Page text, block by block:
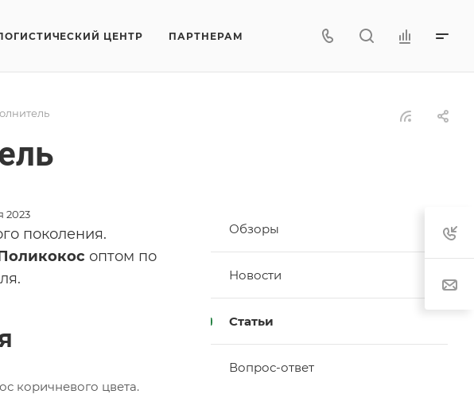
ЦЕНТР ПАРТНЕРАМ
2023
поколения.
оптом по
коричневого цвета.
Обзоры
Новости
Статьи
Вопрос-ответ